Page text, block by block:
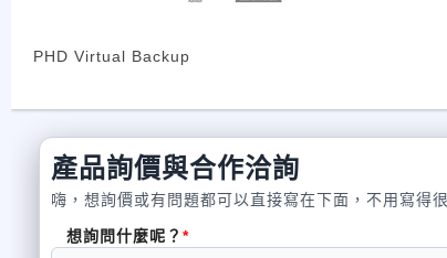
PHD Virtual Backup獨特的架構可更快和更有效的部署
可設立新的備份工作。
更快的性能 PHD Virtual Backup相較於競爭對手產品可執
VMware的Hot-Add功能與區塊改變追踪以及重複數據刪除。
PHD Virtual Backup
產品詢價與合作洽詢
嗨，想詢價或有問題都可以直接寫在下面，不用寫得
想詢問什麼呢？